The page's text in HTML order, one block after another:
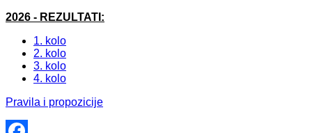
2026 - REZULTATI:
1. kolo
2. kolo
3. kolo
4. kolo
Pravila i propozicije